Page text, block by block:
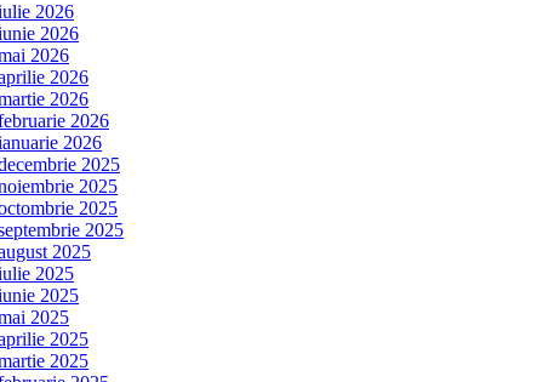
2026
2026
2026
2026
2026
2026
2026
2025
2025
2025
2025
2025
2025
2025
2025
2025
2025